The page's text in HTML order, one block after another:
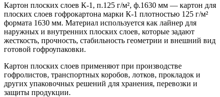
Картон плоских слоев К-1, п.125 г/м², ф.1630 мм — картон для
плоских слоев гофрокартона марки К-1 плотностью 125 г/м²
формата 1630 мм. Материал используется как лайнер для
наружных и внутренних плоских слоев, которые задают
жесткость, прочность, стабильность геометрии и внешний вид
готовой гофроупаковки.
Картон плоских слоев применяют при производстве
гофролистов, транспортных коробов, лотков, прокладок и
других упаковочных решений для хранения, перевозки и
защиты продукции.